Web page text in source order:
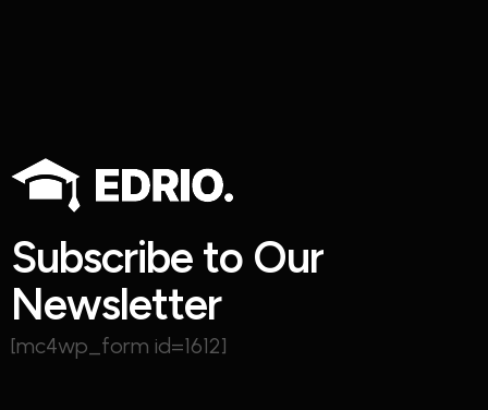
Subscribe to Our
Newsletter
[mc4wp_form id=1612]